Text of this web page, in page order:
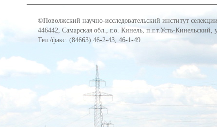
©Поволжский научно-исследовательский институт
446442, Самарская обл., г.о. Кинель, п.г.т.Усть-Кинельский,
Тел./факс: (84663) 46-2-43, 46-1-49